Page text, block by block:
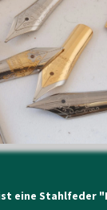
eine Stahlfeder